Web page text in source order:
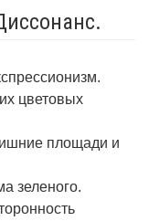
цветовых
площади и
зеленого.